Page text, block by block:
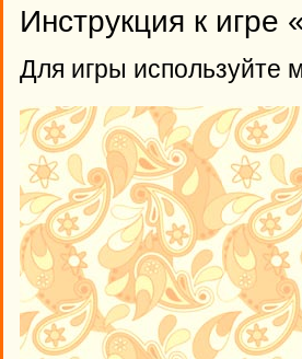
Инструкция к
Для игры используйте